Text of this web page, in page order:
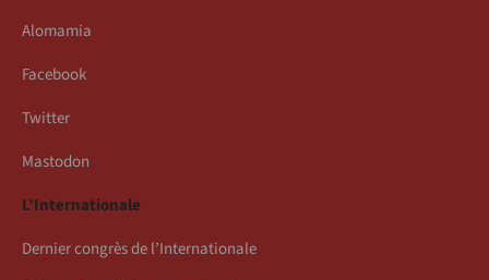
Alomamia
Facebook
Twitter
Mastodon
L’Internationale
Dernier congrès de l’Internationale